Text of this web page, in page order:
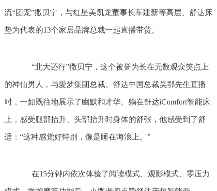
流“团宠”撒贝宁，与红星美凯龙董事长车建新等高层、舒达床
垫为代表的13个家居品牌总裁一起直播带货。
“北大还行”撒贝宁，这个被誉为长在无数观众笑点上
的神仙男人，与愛梦集团总裁、舒达中国总裁吴鄂先生直播
时，一如既往地展示了幽默和才华。躺在舒达iComfort智能床
上，感受腿部抬升、头部抬升时身体的舒张，他感受到了舒
适：“这种感觉好特别，像是睡在海浪上。”
在15分钟内依次体验了阅读模式、观影模式、零压力